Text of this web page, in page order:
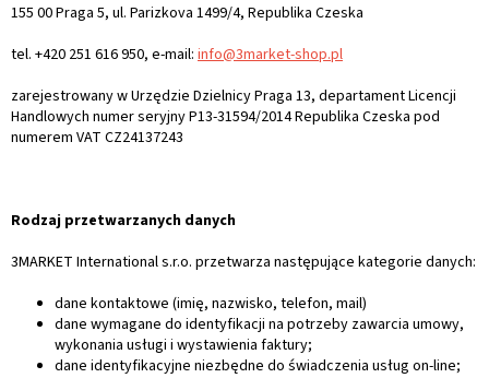
155 00 Praga 5, ul. Parizkova 1499/4, Republika Czeska
tel. +420 251 616 950, e-mail: info@3market-shop.pl
zarejestrowany w Urzędzie Dzielnicy Praga 13, departament Licencji
Handlowych numer seryjny P13-31594/2014 Republika Czeska pod
numerem VAT CZ24137243
Rodzaj przetwarzanych danych
3MARKET International s.r.o. przetwarza następujące kategorie danych:
dane kontaktowe (imię, nazwisko, telefon, mail)
dane wymagane do identyfikacji na potrzeby zawarcia umowy,
wykonania usługi i wystawienia faktury;
dane identyfikacyjne niezbędne do świadczenia usług on-line;